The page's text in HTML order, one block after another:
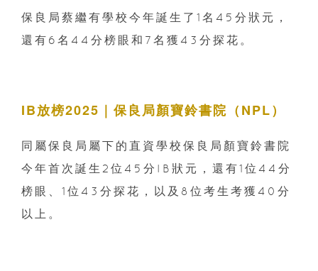
保良局蔡繼有學校今年誕生了1名45分狀元，
還有6名44分榜眼和7名獲43分探花。
IB放榜2025｜保良局顏寶鈴書院（NPL）
同屬保良局屬下的直資學校保良局顏寶鈴書院
今年首次誕生2位45分IB狀元，還有1位44分
榜眼、1位43分探花，以及8位考生考獲40分
以上。